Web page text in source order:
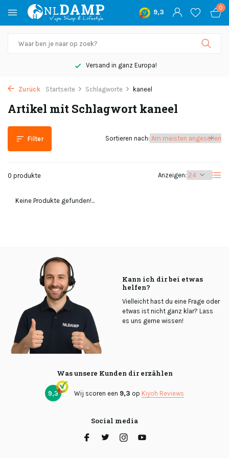
9,3
0
Versand in ganz Europa!
Zurück Startseite Schlagworte kaneel
Artikel mit Schlagwort kaneel
Filter
0 produkte Anzeigen:
Sortieren nach:
Keine Produkte gefunden!...
Kann ich dir bei etwas
helfen?
Vielleicht hast du eine Frage oder
etwas ist nicht ganz klar? Lass
es uns gerne wissen!
Was unsere Kunden dir erzählen
9,3 Wij scoren een 9,3 op Kiyoh Reviews
Social media